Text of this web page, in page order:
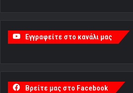
Εγγραφείτε στο κανάλι μας
Βρείτε μας στο Facebook